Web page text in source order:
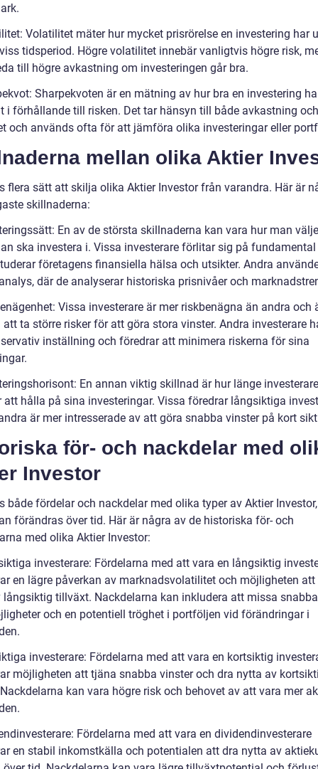
Volatilitet mäter hur mycket prisrörelse en investering har
tidsperiod. Högre volatilitet innebär vanligtvis högre risk,
till högre avkastning om investeringen går bra.
Sharpekvoten är en mätning av hur bra en investering
i förhållande till risken. Det tar hänsyn till både avkastning och
och används ofta för att jämföra olika investeringar eller
mellan olika Aktier
flera sätt att skilja olika Aktier Investor från varandra. Här är
skillnaderna:
En av de största skillnaderna kan vara hur man
ska investera i. Vissa investerare förlitar sig på
företagens finansiella hälsa och utsikter. Andra
där de analyserar historiska prisnivåer och
Vissa investerare är mer riskbenägna än andra och
att ta större risker för att göra stora vinster. Andra investerare
inställning och föredrar att minimera riskerna för sina
En annan viktig skillnad är hur länge
att hålla på sina investeringar. Vissa föredrar långsiktiga
är mer intresserade av att göra snabba vinster på kort
för- och nackdelar med
Investor
både fördelar och nackdelar med olika typer av Aktier
förändras över tid. Här är några av de historiska för- och
med olika Aktier Investor:
investerare: Fördelarna med att vara en långsiktig
en lägre påverkan av marknadsvolatilitet och möjligheten att
långsiktig tillväxt. Nackdelarna kan inkludera att missa snabba
och en potentiell tröghet i portföljen vid förändringar i
investerare: Fördelarna med att vara en kortsiktig
möjligheten att tjäna snabba vinster och dra nytta av
kan vara högre risk och behovet av att vara mer
Fördelarna med att vara en dividendinvesterare
en stabil inkomstkälla och potentialen att dra nytta av